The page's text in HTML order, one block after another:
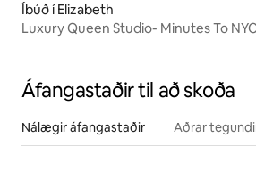
Íbúð í Elizabeth
Luxury Queen Studio- Minutes To
Áfangastaðir til að skoða
Nálægir áfangastaðir Aðrar